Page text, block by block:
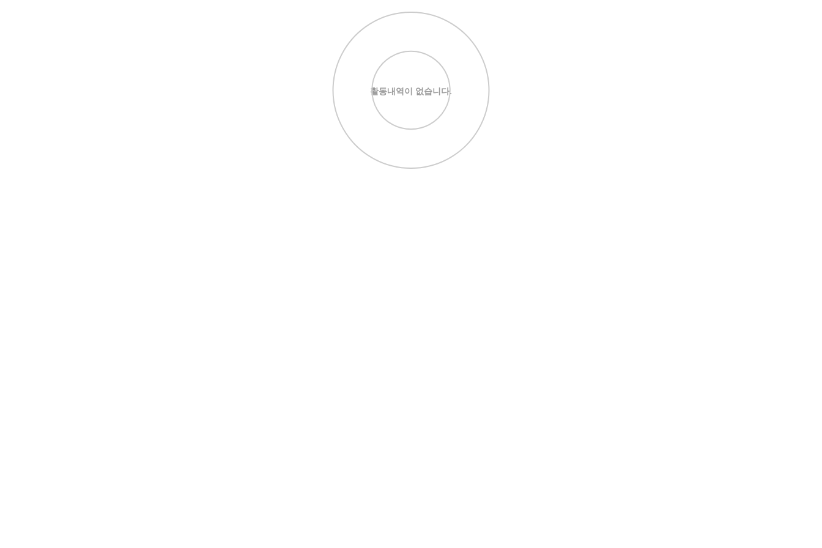
활동내역이 없습니다.